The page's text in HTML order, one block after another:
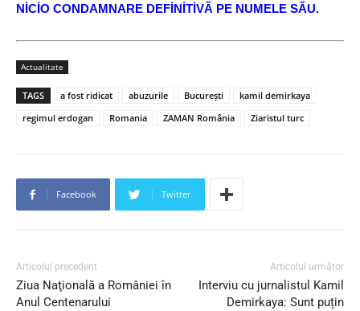
NİCİO CONDAMNARE DEFİNİTİVĂ PE NUMELE SĂU.
Actualitate
TAGS a fost ridicat abuzurile Bucureşti
kamil demirkaya
regimul erdogan
Romania ZAMAN România Ziaristul turc
Facebook Twitter
Articolul precedent
Ziua Naţională a României în
Anul Centenarului
Articolul următor
Interviu cu jurnalistul Kamil
Demirkaya: Sunt puțin